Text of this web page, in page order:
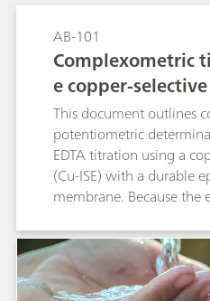
AB-101
Complexometric
e copper-
This document outlines
potentiometric
EDTA titration using a
(Cu-ISE) with a durable
membrane. Because the
complex must be
prior to analysis. The
direct or back-titration,